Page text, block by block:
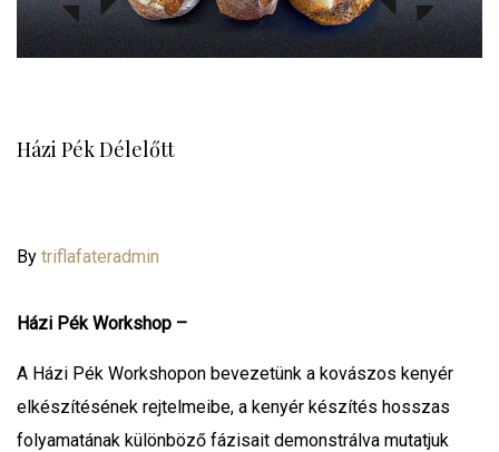
Házi Pék Délelőtt
By triflafateradmin
Házi Pék Workshop –
A Házi Pék Workshopon bevezetünk a kovászos kenyér
elkészítésének rejtelmeibe, a kenyér készítés hosszas
folyamatának különböző fázisait demonstrálva mutatjuk